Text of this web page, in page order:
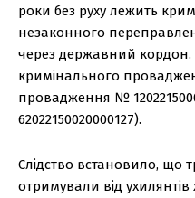
роки без руху лежить
незаконного
через державний кордон.
кримінального
провадження №
62022150020000127).
Слідство встановило, що
отримували від ухилянтів